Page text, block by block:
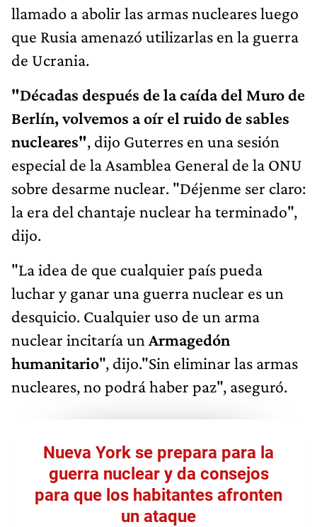
llamado a abolir las armas nucleares luego
que Rusia amenazó utilizarlas en la guerra
de Ucrania.
"Décadas después de la caída del Muro de
Berlín, volvemos a oír el ruido de sables
nucleares", dijo Guterres en una sesión
especial de la Asamblea General de la ONU
sobre desarme nuclear. "Déjenme ser claro:
la era del chantaje nuclear ha terminado",
dijo.
"La idea de que cualquier país pueda
luchar y ganar una guerra nuclear es un
desquicio. Cualquier uso de un arma
nuclear incitaría un Armagedón
humanitario", dijo."Sin eliminar las armas
nucleares, no podrá haber paz", aseguró.
Nueva York se prepara para la
guerra nuclear y da consejos
para que los habitantes afronten
un ataque